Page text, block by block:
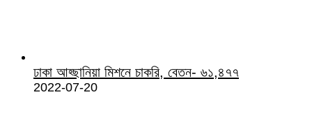
ঢাকা আহ্ছানিয়া মিশনে চাকরি, বেতন- ৬১,৪৭৭
2022-07-20